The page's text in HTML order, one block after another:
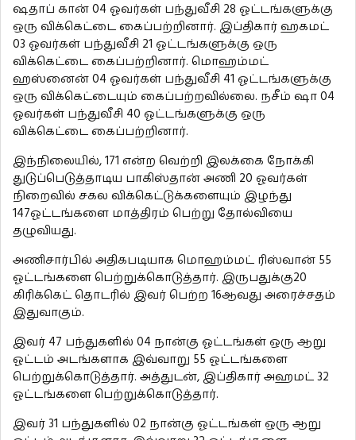
ஷதாப் கான் 04 ஓவர்கள் பந்துவீசி 28 ஓட்டங்களுக்கு
ஒரு விக்கெட்டை கைப்பற்றினார். இப்திகார் ஹகமட்
03 ஓவர்கள் பந்துவீசி 21 ஓட்டங்களுக்கு ஒரு
விக்கெட்டை கைப்பற்றினார். மொஹம்மட்
ஹஸ்னைன் 04 ஓவர்கள் பந்துவீசி 41 ஓட்டங்களுக்கு
ஒரு விக்கெட்டையும் கைப்பற்றவில்லை. நசீம் ஷா 04
ஓவர்கள் பந்துவீசி 40 ஓட்டங்களுக்கு ஒரு
விக்கெட்டை கைப்பற்றினார்.
இந்நிலையில், 171 என்ற வெற்றி இலக்கை நோக்கி
துடுப்பெடுத்தாடிய பாகிஸ்தான் அணி 20 ஓவர்கள்
நிறைவில் சகல விக்கெட்டுக்களையும் இழந்து
147ஓட்டங்களை மாத்திரம் பெற்று தோல்வியை
தழுவியது.
அணிசார்பில் அதிகபடியாக மொஹம்மட் ரிஸ்வான் 55
ஓட்டங்களை பெற்றுக்கொடுத்தார். இருபதுக்கு20
கிரிக்கெட் தொடரில் இவர் பெற்ற 16ஆவது அரைச்சதம்
இதுவாகும்.
இவர் 47 பந்துகளில் 04 நான்கு ஓட்டங்கள் ஒரு ஆறு
ஓட்டம் அடங்களாக இவ்வாறு 55 ஓட்டங்களை
பெற்றுக்கொடுத்தார். அத்துடன், இப்திகார் அஹமட் 32
ஓட்டங்களை பெற்றுக்கொடுத்தார்.
இவர் 31 பந்துகளில் 02 நான்கு ஓட்டங்கள் ஒரு ஆறு